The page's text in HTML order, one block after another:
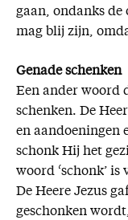
gaan, ondanks de
mag blij zijn,
Genade schenken
Een ander woord
schenken. De
en aandoeningen
schonk Hij het
woord ‘schonk’ is
De Heere Jezus
geschonken